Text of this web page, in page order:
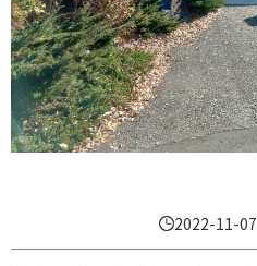
2022-11-07